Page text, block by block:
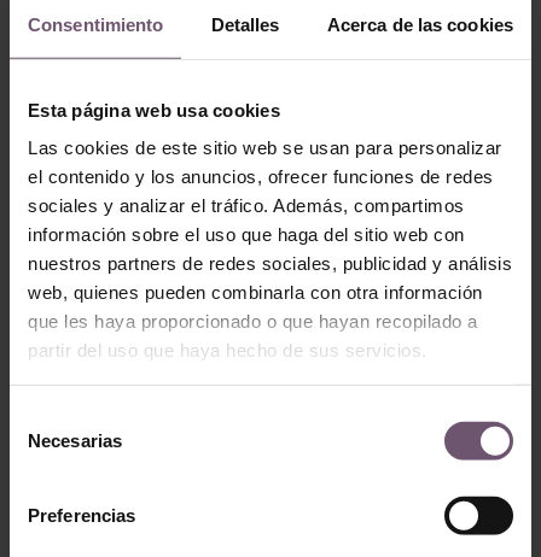
Consentimiento Detalles Acerca de las cookies
Esta página web usa cookies
Las cookies de este sitio web se usan para personalizar
el contenido y los anuncios, ofrecer funciones de redes
sociales y analizar el tráfico. Además, compartimos
información sobre el uso que haga del sitio web con
nuestros partners de redes sociales, publicidad y análisis
web, quienes pueden combinarla con otra información
que les haya proporcionado o que hayan recopilado a
partir del uso que haya hecho de sus servicios.
Necesarias
Preferencias
Baldosas hidráulicas
Mod. MC38
LEER MÁS
Baldosas hidráulicas en
stock
Mod. MC09
LEER MÁS